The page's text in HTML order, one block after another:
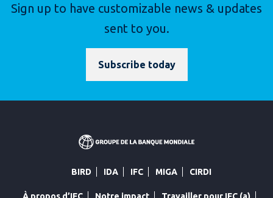
Sign up to have customizable news & updates
sent to you.
Subscribe today
BIRD IDA IFC MIGA CIRDI